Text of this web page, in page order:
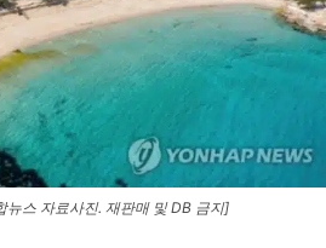
뉴스 자료사진. 재판매 및 DB 금지]